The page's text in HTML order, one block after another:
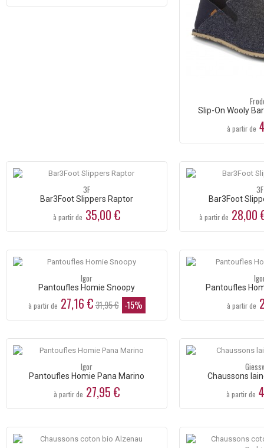
Slip-On Wooly
à partir de
3F
Bar3Foot Slippers Raptor
à partir de 35,00 €
3F
Bar3Foot
à partir de 28,00
Igor
Pantoufles Homie Snoopy
à partir de 27,16 €31,95 € -15%
Pantoufles
à partir de
Igor
Pantoufles Homie Pana Marino
à partir de 27,95 €
Chaussons
à partir de